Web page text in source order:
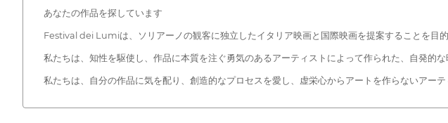
あなたの作品を探しています
Festival dei Lumiは、ソリアーノの観客に独立したイタリア映画と国際映画を提案することを目的
私たちは、知性を駆使し、作品に本質を注ぐ勇気のあるアーティストによって作られた、自発的
私たちは、自分の作品に気を配り、創造的なプロセスを愛し、虚栄心からアートを作らないアーテ